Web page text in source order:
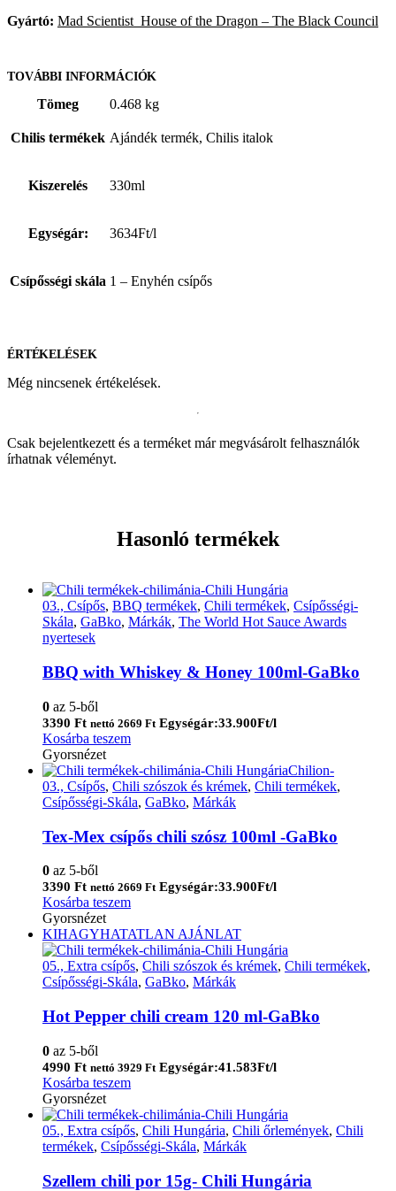
Gyártó: Mad Scientist House of the Dragon – The Black Council
TOVÁBBI INFORMÁCIÓK
Tömeg 0.468 kg
Chilis termékek Ajándék termék, Chilis italok
Kiszerelés 330ml
Egységár: 3634Ft/l
Csípősségi skála 1 – Enyhén csípős
ÉRTÉKELÉSEK
Még nincsenek értékelések.
Csak bejelentkezett és a terméket már megvásárolt felhasználók
írhatnak véleményt.
Hasonló termékek
03., Csípős, BBQ termékek, Chili termékek, Csípősségi-
Skála, GaBko, Márkák, The World Hot Sauce Awards
nyertesek
BBQ with Whiskey & Honey 100ml-GaBko
0 az 5-ből
3390 Ft nettó 2669 Ft Egységár:33.900Ft/l
Kosárba teszem
Gyorsnézet
03., Csípős, Chili szószok és krémek, Chili termékek,
Csípősségi-Skála, GaBko, Márkák
Tex-Mex csípős chili szósz 100ml -GaBko
0 az 5-ből
3390 Ft nettó 2669 Ft Egységár:33.900Ft/l
Kosárba teszem
Gyorsnézet
KIHAGYHATATLAN AJÁNLAT
05., Extra csípős, Chili szószok és krémek, Chili termékek,
Csípősségi-Skála, GaBko, Márkák
Hot Pepper chili cream 120 ml-GaBko
0 az 5-ből
4990 Ft nettó 3929 Ft Egységár:41.583Ft/l
Kosárba teszem
Gyorsnézet
05., Extra csípős, Chili Hungária, Chili őrlemények, Chili
termékek, Csípősségi-Skála, Márkák
Szellem chili por 15g- Chili Hungária